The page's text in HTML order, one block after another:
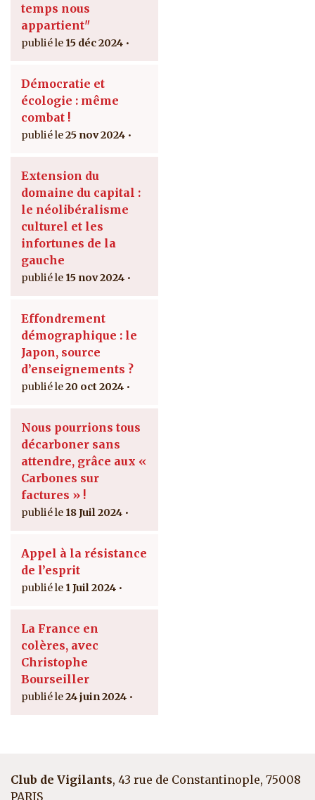
temps nous
appartient"
15 déc 2024
Démocratie et
écologie : même
combat !
25 nov 2024
Extension du
domaine du capital :
le néolibéralisme
culturel et les
infortunes de la
gauche
15 nov 2024
Effondrement
démographique : le
Japon, source
d’enseignements ?
20 oct 2024
Nous pourrions tous
décarboner sans
attendre, grâce aux «
Carbones sur
factures » !
18 Juil 2024
Appel à la résistance
de l’esprit
1 Juil 2024
La France en
colères, avec
Christophe
Bourseiller
24 juin 2024
Club de Vigilants, 43 rue de Constantinople, 75008
PARIS